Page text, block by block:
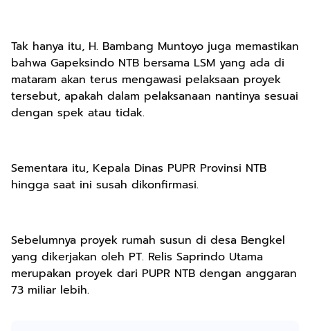
Tak hanya itu, H. Bambang Muntoyo juga memastikan
bahwa Gapeksindo NTB bersama LSM yang ada di
mataram akan terus mengawasi pelaksaan proyek
tersebut, apakah dalam pelaksanaan nantinya sesuai
dengan spek atau tidak.
Sementara itu, Kepala Dinas PUPR Provinsi NTB
hingga saat ini susah dikonfirmasi.
Sebelumnya proyek rumah susun di desa Bengkel
yang dikerjakan oleh PT. Relis Saprindo Utama
merupakan proyek dari PUPR NTB dengan anggaran
73 miliar lebih.